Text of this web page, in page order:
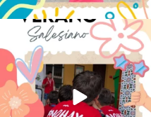
No hay verano sin que sea Salesiano ❤️
💫 en Luz 4
...
0